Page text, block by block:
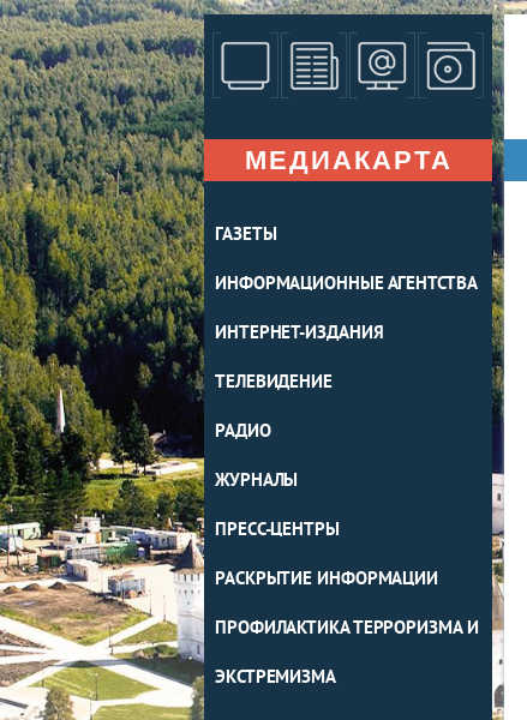
МЕДИАКАРТА
ГАЗЕТЫ
ИНФОРМАЦИОННЫЕ АГЕНТСТВА
ИНТЕРНЕТ-ИЗДАНИЯ
ТЕЛЕВИДЕНИЕ
РАДИО
ЖУРНАЛЫ
ПРЕСС-ЦЕНТРЫ
РАСКРЫТИЕ ИНФОРМАЦИИ
ПРОФИЛАКТИКА ТЕРРОРИЗМА И
ЭКСТРЕМИЗМА